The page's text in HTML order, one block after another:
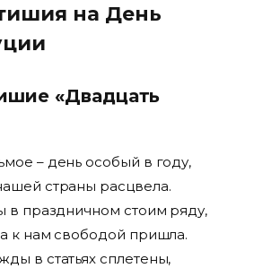
на День
«Двадцать
– день особый в году,
страны расцвела.
в праздничном стоим ряду,
к нам свободой пришла.
в статьях сплетены,